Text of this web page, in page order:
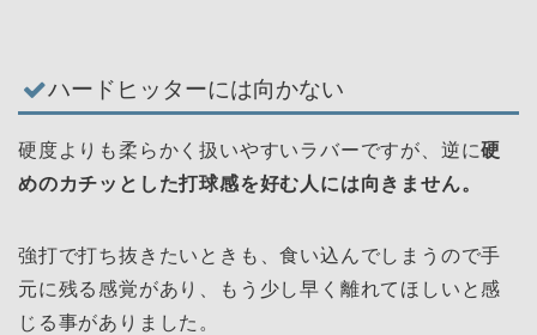
ハードヒッターには向かない
硬度よりも柔らかく扱いやすいラバーですが、逆に硬
めのカチッとした打球感を好む人には向きません。
強打で打ち抜きたいときも、食い込んでしまうので手
元に残る感覚があり、もう少し早く離れてほしいと感
じる事がありました。